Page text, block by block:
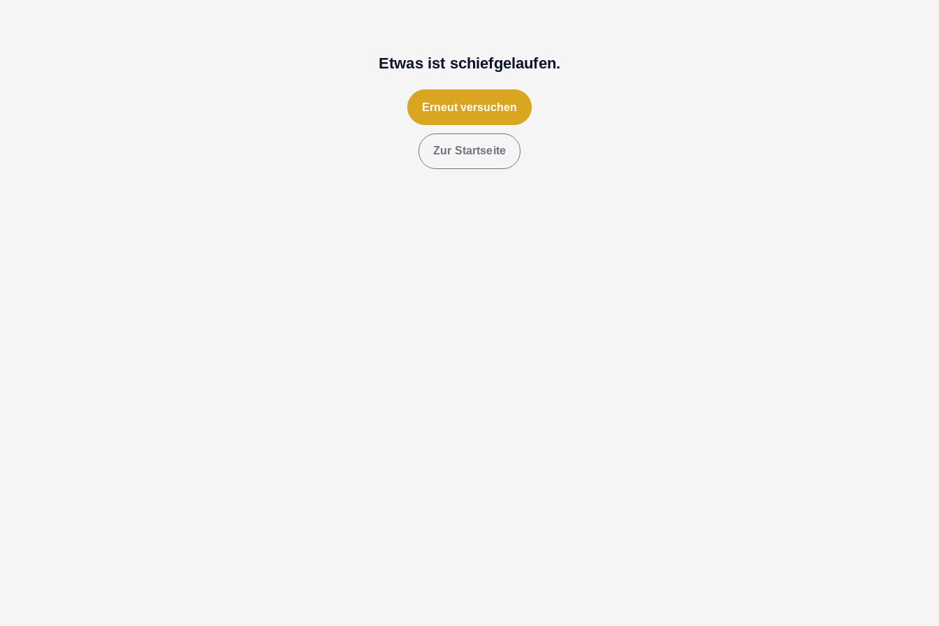
Etwas ist schiefgelaufen.
Erneut versuchen
Zur Startseite